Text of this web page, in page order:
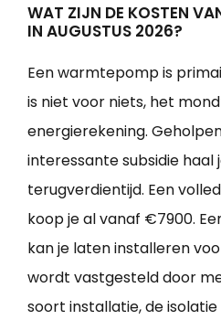
WAT ZIJN DE KOSTEN
IN AUGUSTUS 2026?
Een warmtepomp is
is niet voor niets, het
energierekening.
interessante subsidie haal
terugverdientijd. Een
koop je al vanaf €7900.
kan je laten installeren
wordt vastgesteld door
soort installatie, de